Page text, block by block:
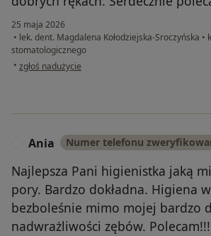
25 maja 2026
• lek. dent. Magdalena Kołodziejska-Sroczyńska •
stomatologicznego
• w opinii użytkownika Nina
zgłoś nadużycie
Ania Numer telefonu
Najlepsza Pani higienistka jaką
pory. Bardzo dokładna. Higiena
bezboleśnie mimo mojej bardzo
nadwrażliwości zębów.